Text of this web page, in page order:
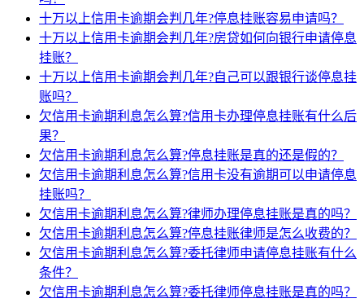
十万以上信用卡逾期会判几年?停息挂账容易申请吗？
十万以上信用卡逾期会判几年?房贷如何向银行申请停息
挂账？
十万以上信用卡逾期会判几年?自己可以跟银行谈停息挂
账吗？
欠信用卡逾期利息怎么算?信用卡办理停息挂账有什么后
果？
欠信用卡逾期利息怎么算?停息挂账是真的还是假的？
欠信用卡逾期利息怎么算?信用卡没有逾期可以申请停息
挂账吗？
欠信用卡逾期利息怎么算?律师办理停息挂账是真的吗？
欠信用卡逾期利息怎么算?停息挂账律师是怎么收费的？
欠信用卡逾期利息怎么算?委托律师申请停息挂账有什么
条件？
欠信用卡逾期利息怎么算?委托律师停息挂账是真的吗？